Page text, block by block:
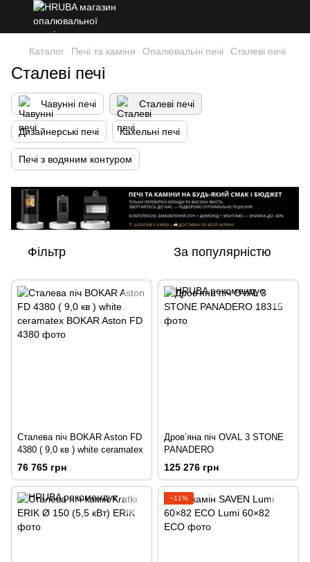
Каталог Печі та каміни Опалювальні печі Сталеві печі
Сталеві печі
Чавунні печі Сталеві печі
Дизайнерські печі Кахельні печі
Печі з водяним контуром
Фільтр За популярністю
Сталева піч BOKAR Aston FD
4380 ( 9,0 кв ) white ceramatex
76 765 грн
Дровʼяна піч OVAL 3 STONE
PANADERO
125 276 грн
−11%